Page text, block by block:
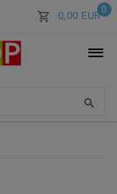
0
0,00 EUR